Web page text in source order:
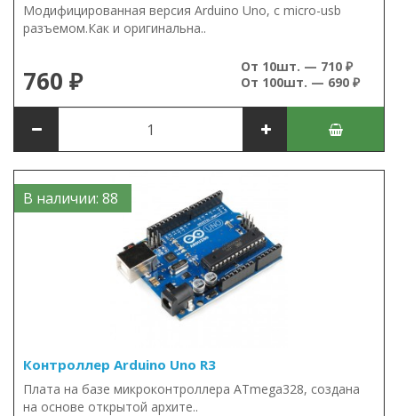
Модифицированная версия Arduino Uno, с micro-usb
разъемом.Как и оригинальна..
760 ₽
От 10шт. — 710 ₽
От 100шт. — 690 ₽
В наличии: 88
Контроллер Arduino Uno R3
Плата на базе микроконтроллера ATmega328, создана
на основе открытой архите..